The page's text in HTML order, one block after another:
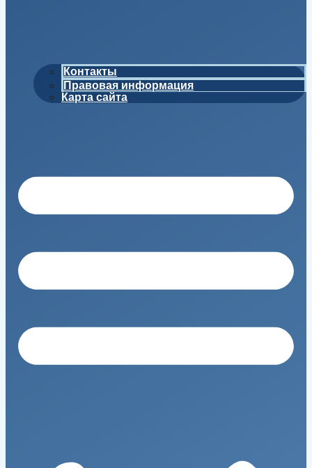
Контакты
Правовая информация
Карта сайта